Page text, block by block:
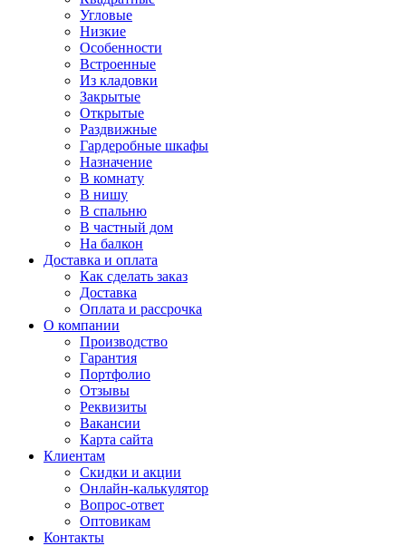
Угловые
Низкие
Особенности
Встроенные
Из кладовки
Закрытые
Открытые
Раздвижные
Гардеробные шкафы
Назначение
В комнату
В нишу
В спальню
В частный дом
На балкон
Доставка и оплата
Как сделать заказ
Доставка
Оплата и рассрочка
О компании
Производство
Гарантия
Портфолио
Отзывы
Реквизиты
Вакансии
Карта сайта
Клиентам
Скидки и акции
Онлайн-калькулятор
Вопрос-ответ
Оптовикам
Контакты